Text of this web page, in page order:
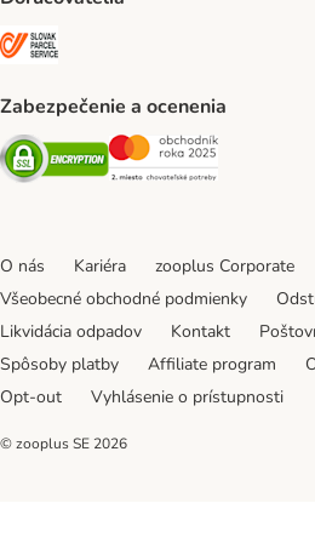
Zabezpečenie a ocenenia
Security Security
O nás Kariéra zooplus Corporate
Všeobecné obchodné podmienky
Likvidácia odpadov
Kontakt
Spôsoby platby
Affiliate program
Opt-out
Vyhlásenie o prístupnosti
© zooplus SE 2026